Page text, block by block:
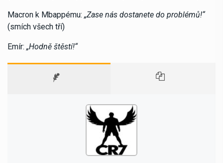
Macron k Mbappému: „Zase nás dostanete do problémů!“
(smích všech tří)
Emír: „Hodně štěstí!“